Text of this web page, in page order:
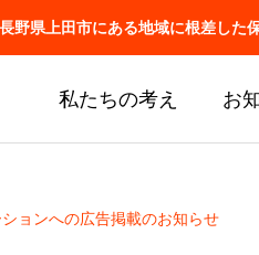
長野県上田市にある地域に根差した
私たちの考え お
ョンへの広告掲載のお知らせ